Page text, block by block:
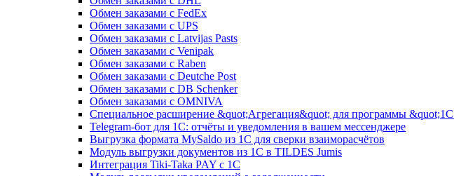
Обмен заказами с FedEx
Обмен заказами с UPS
Обмен заказами с Latvijas Pasts
Обмен заказами с Venipak
Обмен заказами с Raben
Обмен заказами с Deutche Post
Обмен заказами с DB Schenker
Обмен заказами с OMNIVA
Специальное расширение &quot;Агрегация&quot; для программы
Telegram-бот для 1С: отчёты и уведомления в вашем мессенджере
Выгрузка формата MySaldo из 1C для сверки взаиморасчётов
Модуль выгрузки документов из 1С в TILDES Jumis
Интеграция Tiki-Taka PAY с 1С